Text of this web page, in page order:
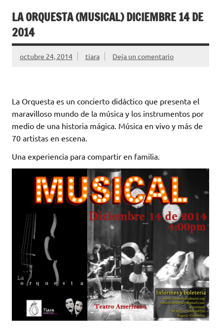
LA ORQUESTA (MUSICAL) DICIEMBRE 14 DE
2014
octubre 24, 2014 tiara Deja un comentario
La Orquesta es un concierto didáctico que presenta el
maravilloso mundo de la música y los instrumentos por
medio de una historia mágica. Música en vivo y más de
70 artistas en escena.
Una experiencia para compartir en familia.